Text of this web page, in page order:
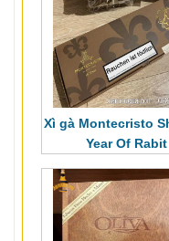
Xì gà Montecristo
Year Of Rabit